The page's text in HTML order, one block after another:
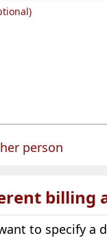
eine Person
person
billing
to specify a